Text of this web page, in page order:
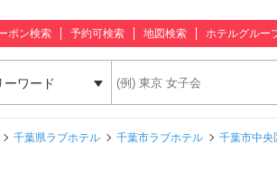
ポン検索 予約可検索 地図検索 ホテルグルー
ーワード
千葉県ラブホテル 千葉市ラブホテル
千葉市中央